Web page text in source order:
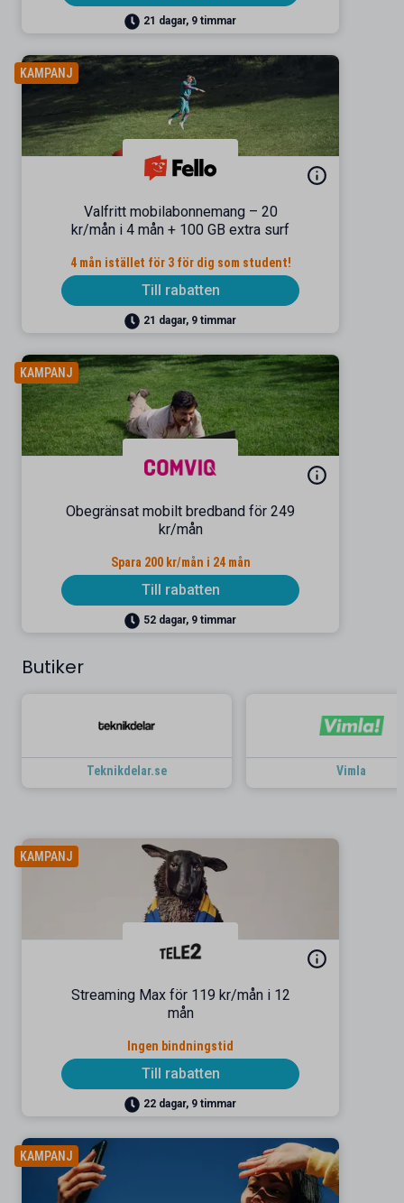
21 dagar, 9 timmar
KAMPANJ
Valfritt mobilabonnemang – 20
kr/mån i 4 mån + 100 GB extra surf
4 mån istället för 3 för dig som student!
Till rabatten
21 dagar, 9 timmar
KAMPANJ
Obegränsat mobilt bredband för 249
kr/mån
Spara 200 kr/mån i 24 mån
Till rabatten
52 dagar, 9 timmar
Butiker
Teknikdelar.se Vimla
KAMPANJ
Streaming Max för 119 kr/mån i 12
mån
Ingen bindningstid
Till rabatten
22 dagar, 9 timmar
KAMPANJ